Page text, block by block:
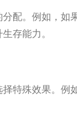
配。例如，如
存能力。
特殊效果。例